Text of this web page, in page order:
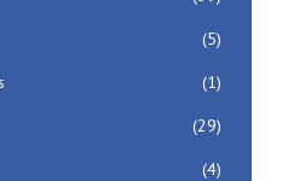
(5)
(1)
(29)
(4)